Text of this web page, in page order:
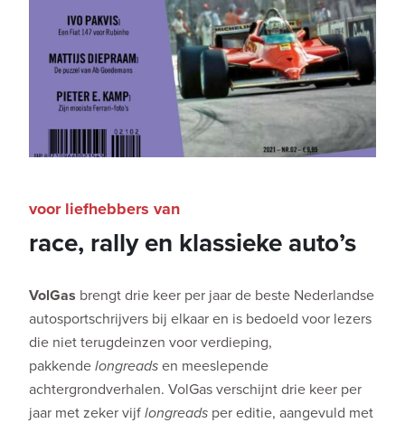
race, rally en klassieke auto’s
voor liefhebbers van
VolGas brengt drie keer per jaar de beste Nederlandse
autosportschrijvers bij elkaar en is bedoeld voor lezers
die niet terugdeinzen voor verdieping,
pakkende longreads en meeslepende
achtergrondverhalen. VolGas verschijnt drie keer per
jaar met zeker vijf longreads per editie, aangevuld met